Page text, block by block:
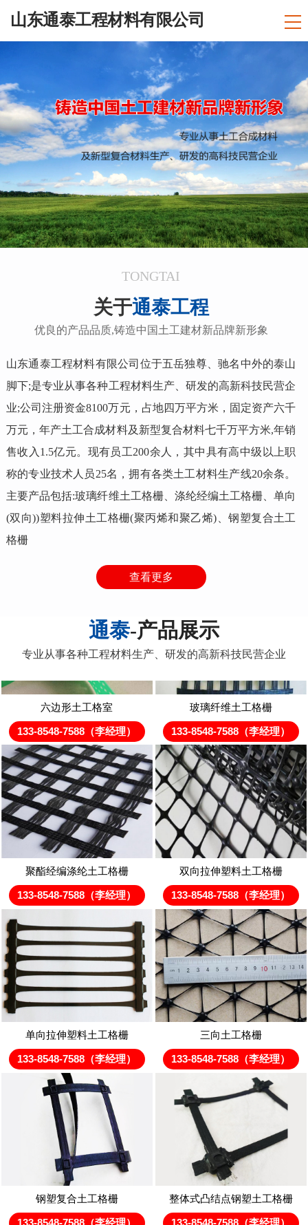
山东通泰工程材料有限公司
TONGTAI
关于通泰工程
优良的产品品质,铸造中国土工建材新品牌新形象
山东通泰工程材料有限公司位于五岳独尊、驰名中外的泰山
脚下;是专业从事各种工程材料生产、研发的高新科技民营企
业;公司注册资金8100万元，占地四万平方米，固定资产六千
万元，年产土工合成材料及新型复合材料七千万平方米,年销
售收入1.5亿元。现有员工200余人，其中具有高中级以上职
称的专业技术人员25名，拥有各类土工材料生产线20余条。
主要产品包括:玻璃纤维土工格栅、涤纶经编土工格栅、单向
(双向))塑料拉伸土工格栅(聚丙烯和聚乙烯)、钢塑复合土工
格栅
查看更多
通泰-产品展示
专业从事各种工程材料生产、研发的高新科技民营企业
PET土工格室
133-8548-7588（李经理）
高分子蜂巢格室
133-8548-7588（李经理） 133-8548-7588（李经理）
聚酯经编涤纶土工格栅
133-8548-7588（李经理）
双向拉伸塑料土工格栅
133-8548-7588（李经理）
单向拉伸塑料土工格栅
133-8548-7588（李经理）
三向土工格栅
133-8548-7588（李经理）
钢塑复合土工格栅
133-8548-7588（李经理）
整体式凸结点钢塑土工格栅
133-8548-7588（李经理）